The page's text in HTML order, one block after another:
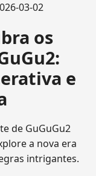
03-02
os
e
de GuGuGu2
a nova era
intrigantes.